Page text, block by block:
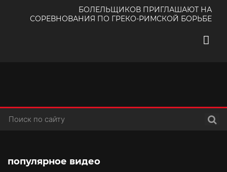
БОЛЕЛЬЩИКОВ ПРИГЛАШАЮТ НА
СОРЕВНОВАНИЯ ПО ГРЕКО-РИМСКОЙ БОРЬБЕ
популярное видео